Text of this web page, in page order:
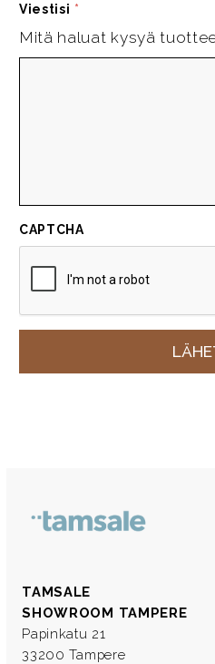
Viestisi *
Mitä haluat kysyä
CAPTCHA
TAMSALE
SHOWROOM TAMPERE
Papinkatu 21
33200 Tampere